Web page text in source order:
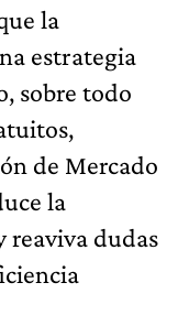
la
estrategia
sobre todo
de Mercado
la
reaviva dudas